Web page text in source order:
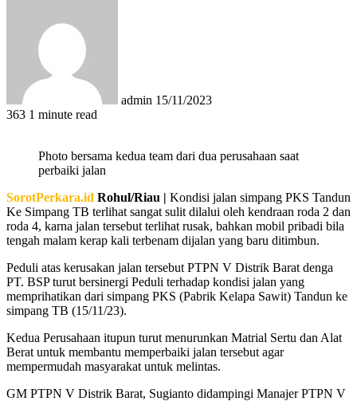
admin 15/11/2023
363 1 minute read
Photo bersama kedua team dari dua perusahaan saat
perbaiki jalan
SorotPerkara.id Rohul/Riau | Kondisi jalan simpang PKS Tandun
Ke Simpang TB terlihat sangat sulit dilalui oleh kendraan roda 2 dan
roda 4, karna jalan tersebut terlihat rusak, bahkan mobil pribadi bila
tengah malam kerap kali terbenam dijalan yang baru ditimbun.
Peduli atas kerusakan jalan tersebut PTPN V Distrik Barat denga
PT. BSP turut bersinergi Peduli terhadap kondisi jalan yang
memprihatikan dari simpang PKS (Pabrik Kelapa Sawit) Tandun ke
simpang TB (15/11/23).
Kedua Perusahaan itupun turut menurunkan Matrial Sertu dan Alat
Berat untuk membantu memperbaiki jalan tersebut agar
mempermudah masyarakat untuk melintas.
GM PTPN V Distrik Barat, Sugianto didampingi Manajer PTPN V